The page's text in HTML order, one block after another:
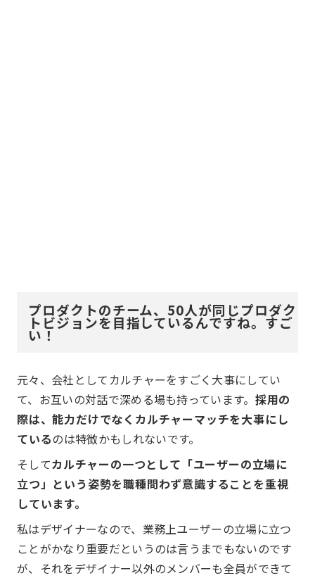
プロダクトのチーム、50人が同じプロダク
トビジョンを目指しているんですね。すご
い！
元々、会社としてカルチャーをすごく大事にしてい
て、お互いの対話で深める場も持っています。 採用の
際は、能力だけでなくカルチャーマッチを大事にし
ているのは特徴かもしれないです。
そしてカルチャーの一つとして「ユーザーの立場に
立つ」という姿勢を職種問わず意識することを重視
しています。
私はデザイナーなので、業務上ユーザーの立場に立つ
ことがかなり重要だというのは言うまでもないのです
が、それをデザイナー以外のメンバーも全員ができて